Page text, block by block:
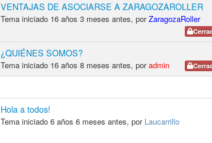
VENTAJAS DE ASOCIARSE A ZARAGOZAROLLER
Tema iniciado 16 años 3 meses antes, porZaragozaRoller
¿QUIÉNES SOMOS?
Tema iniciado 16 años 8 meses antes, poradmin
Hola a todos!
Tema iniciado 6 años 6 meses antes, por Laucarrillo